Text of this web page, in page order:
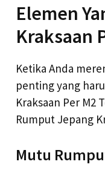
Elemen
Kraksaan
Ketika Anda
penting yang
Kraksaan Per
Rumput Jepang
Mutu